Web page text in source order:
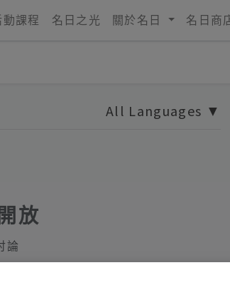
動課程 名日之光 關於名日 名日商
All Languages ▼
放
論